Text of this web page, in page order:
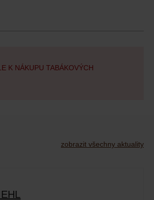
K NÁKUPU TABÁKOVÝCH
zobrazit všechny aktuality